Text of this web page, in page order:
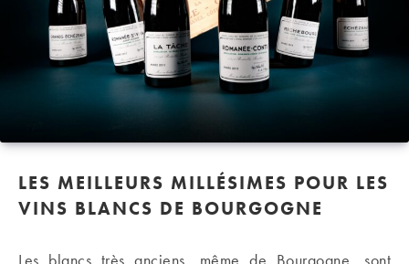
LES MEILLEURS MILLÉSIMES POUR LES
VINS BLANCS DE BOURGOGNE
Les blancs très anciens, même de Bourgogne, sont